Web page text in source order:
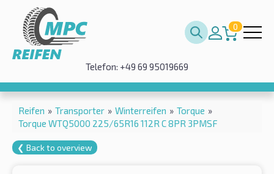
0
Telefon: +49 69 95019669
Reifen » Transporter » Winterreifen » Torque »
Torque WTQ5000 225/65R16 112R C 8PR 3PMSF
❮ Back to overview